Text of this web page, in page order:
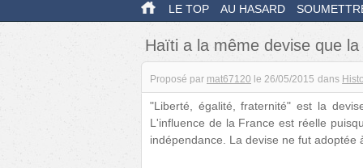
LE TOP AU HASARD
Haïti a la même devise que
Proposé par mat67120 le 26/05/2015 dans
"Liberté, égalité, fraternité" est la
L'influence de la France est réelle
indépendance. La devise ne fut adoptée